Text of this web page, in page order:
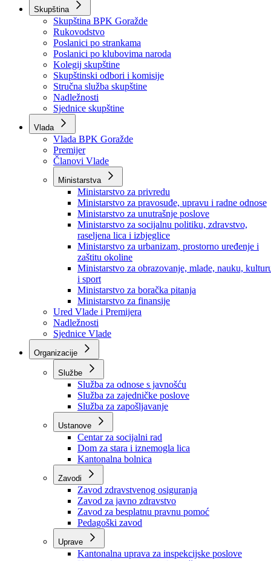
Informacije o gripi H1N1
Korona virus
Skupština
Skupština BPK Goražde
Rukovodstvo
Poslanici po strankama
Poslanici po klubovima naroda
Kolegij skupštine
Skupštinski odbori i komisije
Stručna služba skupštine
Nadležnosti
Sjednice skupštine
Vlada
Vlada BPK Goražde
Premijer
Članovi Vlade
Ministarstva
Ministarstvo za privredu
Ministarstvo za pravosuđe, upravu i radne odnose
Ministarstvo za unutrašnje poslove
Ministarstvo za socijalnu politiku, zdravstvo,
raseljena lica i izbjeglice
Ministarstvo za urbanizam, prostorno uređenje i
zaštitu okoline
Ministarstvo za obrazovanje, mlade, nauku,
i sport
Ministarstvo za boračka pitanja
Ministarstvo za finansije
Ured Vlade i Premijera
Nadležnosti
Sjednice Vlade
Organizacije
Službe
Služba za odnose s javnošću
Služba za zajedničke poslove
Služba za zapošljavanje
Ustanove
Centar za socijalni rad
Dom za stara i iznemogla lica
Kantonalna bolnica
Zavodi
Zavod zdravstvenog osiguranja
Zavod za javno zdravstvo
Zavod za besplatnu pravnu pomoć
Pedagoški zavod